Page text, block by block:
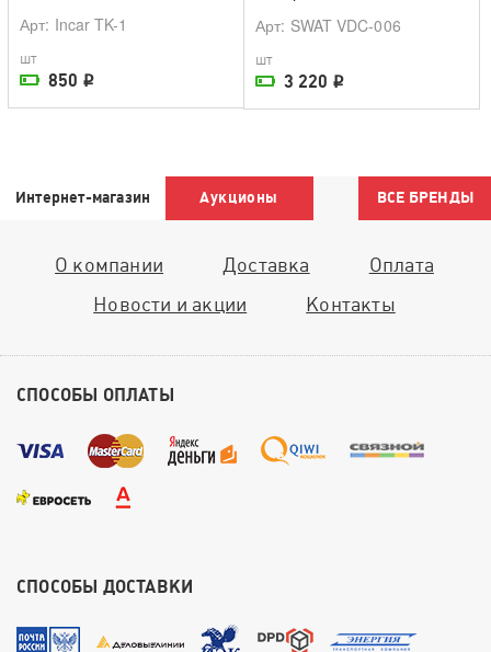
На складе поставщика
Арт: Incar TK-1
шт
850 i На складе поставщика
Арт: SWAT VDC-006
шт
3 220 i
Интернет-магазин Аукционы ВСЕ БРЕНДЫ
О компании Доставка
Оплата
Новости и акции
Контакты
СПОСОБЫ ОПЛАТЫ
СПОСОБЫ ДОСТАВКИ